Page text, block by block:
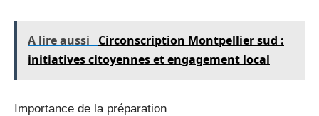
A lire aussi
Circonscription Montpellier sud :
initiatives citoyennes et engagement local
Importance de la préparation